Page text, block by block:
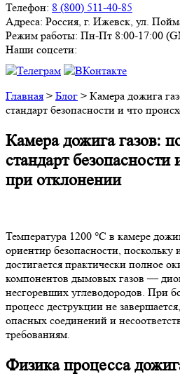
Телефон: 8 (800) 511-40-85
Адреса: Россия, г. Ижевск, ул.
Режим работы: Пн-Пт 8:00-17:00
Наши соцсети:
Главная > Блог > Камера дожига
стандарт безопасности и что
Камера дожига газов:
стандарт безопасности
при отклонении
Температура 1200 °C в камере
ориентир безопасности,
достигается практически полное
компонентов дымовых газов —
несгоревших углеводородов. При
процесс деструкции не
опасных соединений и
требованиям.
Физика процесса